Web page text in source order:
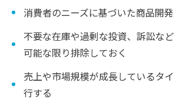
消費者のニーズに基づいた商品開
不要な在庫や過剰な投資、訴訟な
可能な限り排除しておく
売上や市場規模が成長しているタ
行する